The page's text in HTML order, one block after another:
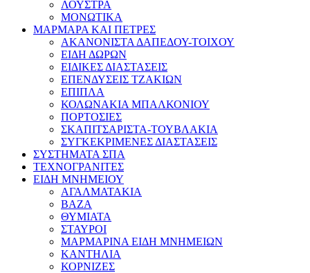
ΛΟΥΣΤΡΑ
ΜΟΝΩΤΙΚΑ
ΜΑΡΜΑΡΑ ΚΑΙ ΠΕΤΡΕΣ
ΑΚΑΝΟΝΙΣΤΑ ΔΑΠΕΔΟΥ-ΤΟΙΧΟΥ
ΕΙΔΗ ΔΩΡΩΝ
ΕΙΔΙΚΕΣ ΔΙΑΣΤΑΣΕΙΣ
ΕΠΕΝΔΥΣΕΙΣ ΤΖΑΚΙΩΝ
ΕΠΙΠΛΑ
ΚΟΛΩΝΑΚΙΑ ΜΠΑΛΚΟΝΙΟΥ
ΠΟΡΤΟΣΙΕΣ
ΣΚΑΠΙΤΣΑΡΙΣΤΑ-ΤΟΥΒΛΑΚΙΑ
ΣΥΓΚΕΚΡΙΜΕΝΕΣ ΔΙΑΣΤΑΣΕΙΣ
ΣΥΣΤΗΜΑΤΑ ΣΠΑ
ΤΕΧΝΟΓΡΑΝΙΤΕΣ
ΕΙΔΗ ΜΝΗΜΕΙΟΥ
ΑΓΑΛΜΑΤΑΚΙΑ
ΒΑΖΑ
ΘΥΜΙΑΤΑ
ΣΤΑΥΡΟΙ
ΜΑΡΜΑΡΙΝΑ ΕΙΔΗ ΜΝΗΜΕΙΩΝ
ΚΑΝΤΗΛΙΑ
ΚΟΡΝΙΖΕΣ